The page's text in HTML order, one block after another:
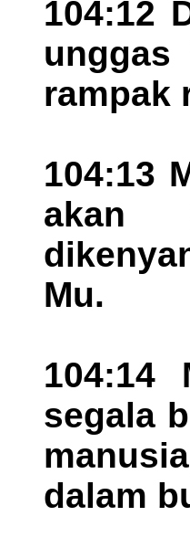
104:12
rampak
104:13
akan
Mu.
104:14
segala
dalam